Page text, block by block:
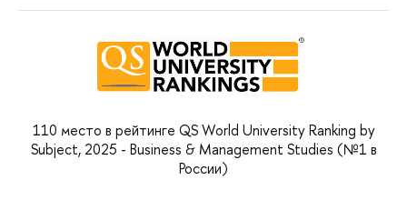
110 место в рейтинге QS World University Ranking by
Subject, 2025 - Business & Management Studies (№1 в
России)